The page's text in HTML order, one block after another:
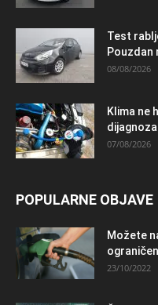
Test
Pouzdan
08/08/2026
Klima ne
07/08/2026
POPULARNE OBJAVE
Možete
23/10/2022